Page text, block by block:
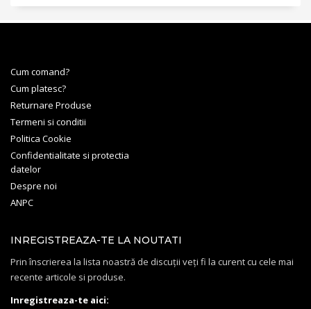
Cum comand?
Cum platesc?
Returnare Produse
Termeni si conditii
Politica Cookie
Confidentialitate si protectia
datelor
Despre noi
ANPC
INREGISTREAZA-TE LA NOUTATI
Prin înscrierea la lista noastră de discuții veți fi la curent cu cele mai
recente articole si produse.
Inregistreaza-te aici: